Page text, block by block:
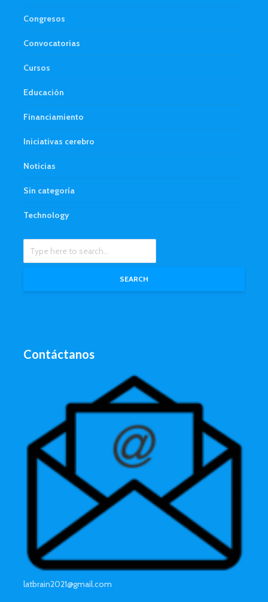
Congresos
Convocatorias
Cursos
Educación
Financiamiento
Iniciativas cerebro
Noticias
Sin categoría
Technology
SEARCH
Contáctanos
latbrain2021@gmail.com